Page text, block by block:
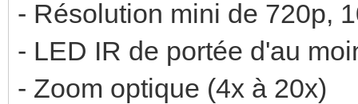
- Résolution mini de 720p,
- LED IR de portée d'au
- Zoom optique (4x à 20x)